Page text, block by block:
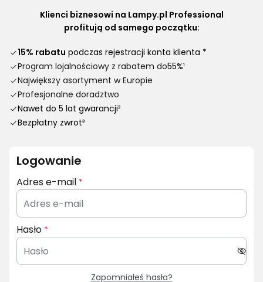
Klienci biznesowi na Lampy.pl Professional
profitują od samego początku:
15% rabatu podczas rejestracji konta klienta *
Program lojalnościowy z rabatem do55%¹
Największy asortyment w Europie
Profesjonalne doradztwo
Nawet do 5 lat gwarancji²
Bezpłatny zwrot³
Logowanie
Adres e-mail
Hasło
Zapomniałeś hasła?